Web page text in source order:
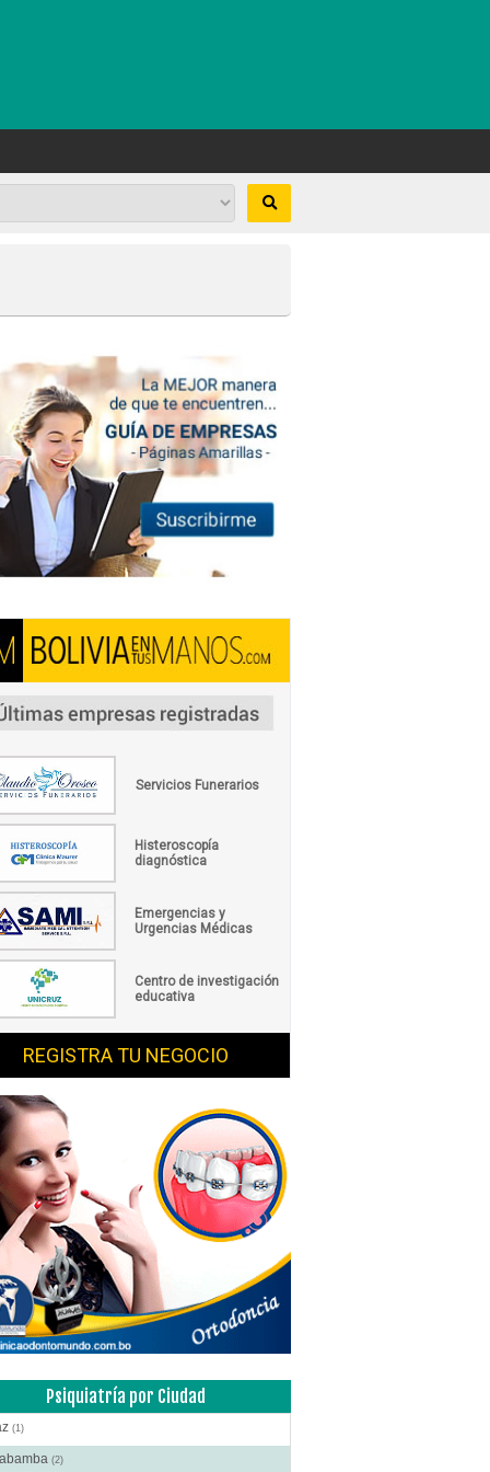
Servicios Funerarios
Histeroscopía
diagnóstica
Emergencias y
Urgencias Médicas
Centro de investigación
educativa
REGISTRA TU NEGOCIO
Psiquiatría por Ciudad
(1)
(2)